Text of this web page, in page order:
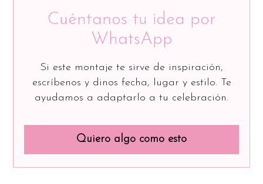
Cuéntanos tu idea por
WhatsApp
Si este montaje te sirve de inspiración,
escríbenos y dinos fecha, lugar y estilo. Te
ayudamos a adaptarlo a tu celebración.
Quiero algo como esto